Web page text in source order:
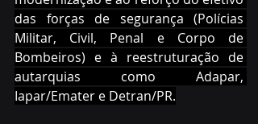
das forças de segurança (Polícias
Militar, Civil, Penal e Corpo de
Bombeiros) e à reestruturação de
autarquias como Adapar,
Iapar/Emater e Detran/PR.